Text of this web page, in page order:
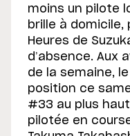
moins un pilote
brille à domicile,
Heures de
d’absence. Aux
de la semaine, le
position ce
#33 au plus
pilotée en